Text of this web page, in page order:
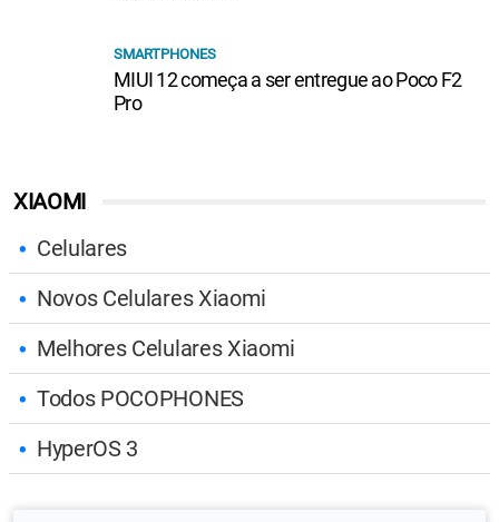
XIAOMI
Celulares
Novos Celulares Xiaomi
Melhores Celulares Xiaomi
Todos POCOPHONES
HyperOS 3
SMARTPHONES
MIUI 12 começa a ser entregue ao Poco F2
Pro